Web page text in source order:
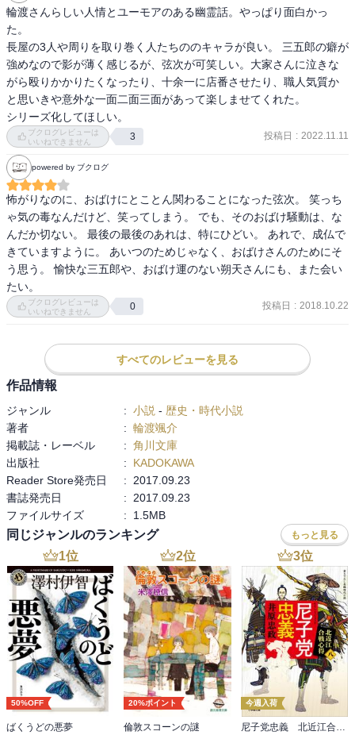
輪渡さんらしい人情とユーモアのある幽霊話。やっぱり面白かっ
た。
長屋の3人や周りを取り巻く人たちののキャラが良い。 三五郎の癖が
強めなので影が薄く感じるが、弦次が可笑しい。大家さんに泣きな
がら殴りかかりたくなったり、十余一に店番させたり、職人気質か
と思いきや意外な一面二面三面があって楽しませてくれた。
シリーズ化してほしい。
ブクログレビューは
いいねできません
3 投稿日 : 2022.11.11
powered by ブクログ
怖がりなのに、おばけにとことん関わることになった弦次。 笑っち
ゃ気の毒なんだけど、笑ってしまう。 でも、そのおばけ騒動は、な
んだか切ない。 最後の最後のあれは、特にひどい。 あれで、成仏で
きていますように。 あいつのためじゃなく、おばけさんのためにそ
う思う。 愉快な三五郎や、おばけ運のない朔天さんにも、また会い
たい。
ブクログレビューは
いいねできません
0 投稿日 : 2018.10.22
すべてのレビューを見る
作品情報
ジャンル : 小説 - 歴史・時代小説
著者
: 輪渡颯介
掲載誌・レーベル
: 角川文庫
出版社
:
KADOKAWA
Reader Store発売日
:
2017.09.23
書誌発売日
:
2017.09.23
ファイルサイズ
: 1.5MB
同じジャンルのランキング もっと見る
1位
50%OFF
ばくうどの悪夢
2位
20%ポイント
倫敦スコーンの謎
3位
今週入荷
尼子党忠義 北近江合戦心得〈八〉